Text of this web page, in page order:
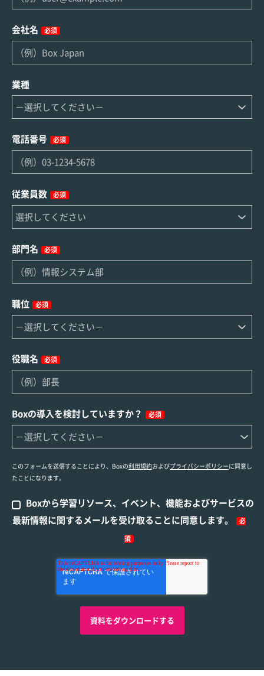
会社名 必須
業種
電話番号 必須
従業員数 必須
部門名 必須
職位 必須
役職名 必須
Boxの導入を検討していますか？ 必須
このフォームを送信することにより、Boxの利用規約およびプライバシーポリシーに同意し
たことになります。
Boxから学習リソース、イベント、機能およびサービスの
最新情報に関するメールを受け取ることに同意します。
必
須